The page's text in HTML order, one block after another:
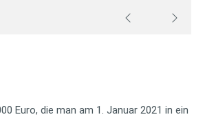
Euro, die man am 1. Januar 2021 in ein